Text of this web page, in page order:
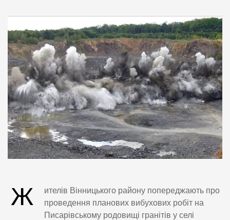
Ж
ителів Вінницького району попереджають про
проведення планових вибухових робіт на
Писарівському родовищі гранітів у селі